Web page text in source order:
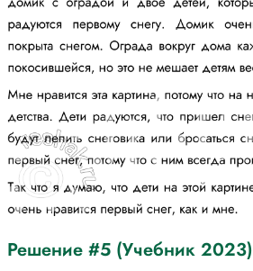
Решение #5 (Учебник 2023)